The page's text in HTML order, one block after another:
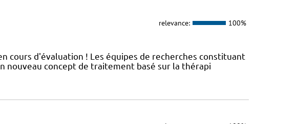
relevance: 100%
d'évaluation ! Les équipes de recherches constituant
nouveau concept de traitement basé sur la thérapi